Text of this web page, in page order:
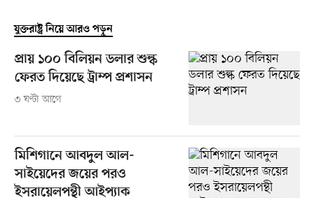
যুক্তরাষ্ট্র নিয়ে আরও পড়ুন
প্রায় ১০০ বিলিয়ন ডলার শুল্ক
ফেরত দিয়েছে ট্রাম্প প্রশাসন
৩ ঘণ্টা আগে
মিশিগানে আবদুল আল-
সাইয়েদের জয়ের পরও
ইসরায়েলপন্থী আইপ্যাক